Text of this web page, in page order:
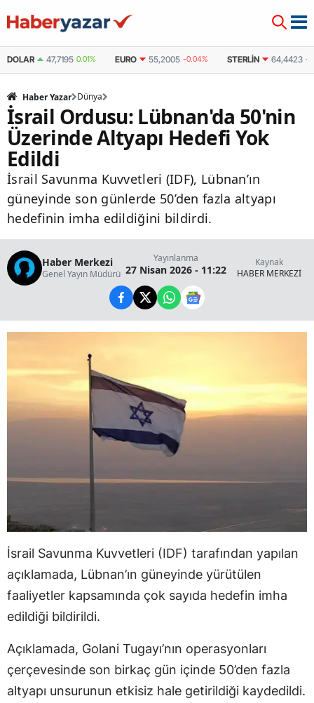
DOLAR 47,7195 0.01% EURO 55,2005 -0.04% STERLIN 64,4423 -
Haber Yazar Dünya
İsrail Ordusu: Lübnan'da 50'nin
Üzerinde Altyapı Hedefi Yok
Edildi
İsrail Savunma Kuvvetleri (IDF), Lübnan’ın
güneyinde son günlerde 50’den fazla altyapı
hedefinin imha edildiğini bildirdi.
Haber Merkezi
Genel Yayın Müdürü
Yayınlanma
27 Nisan 2026 - 11:22
Kaynak
HABER MERKEZİ
İsrail Savunma Kuvvetleri (IDF) tarafından yapılan
açıklamada, Lübnan’ın güneyinde yürütülen
faaliyetler kapsamında çok sayıda hedefin imha
edildiği bildirildi.
Açıklamada, Golani Tugayı’nın operasyonları
çerçevesinde son birkaç gün içinde 50’den fazla
altyapı unsurunun etkisiz hale getirildiği kaydedildi.